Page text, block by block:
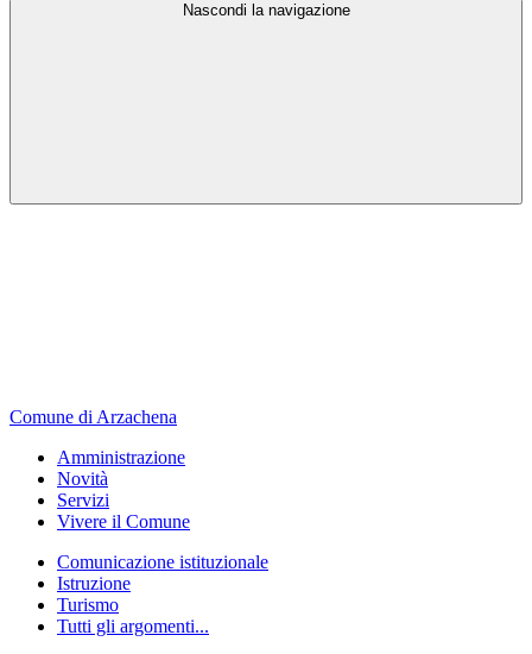
Nascondi la navigazione
Comune di Arzachena
Amministrazione
Novità
Servizi
Vivere il Comune
Comunicazione istituzionale
Istruzione
Turismo
Tutti gli argomenti...